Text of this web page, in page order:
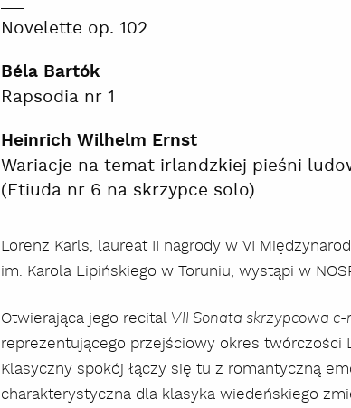
Novelette op. 102
Béla Bartók
Rapsodia nr 1
Heinrich Wilhelm Ernst
Wariacje na temat irlandzkiej pieśni
(Etiuda nr 6 na skrzypce solo)
Lorenz Karls, laureat II nagrody w VI
im. Karola Lipińskiego w Toruniu, wystąpi w
Otwierająca jego recital VII Sonata skrzypcowa c-
reprezentującego przejściowy okres twórczości
Klasyczny spokój łączy się tu z romantyczną
charakterystyczna dla klasyka wiedeńskiego